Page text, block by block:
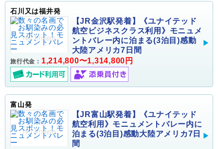
石川又は福井発
【JR金沢駅発着】《ユナイテッド
航空ビジネスクラス利用》モニュメ
ントバレー内に泊まる(3泊目)感動
大陸アメリカ7日間
旅行代金： 1,214,800〜1,314,800円
富山発
【JR富山駅発着】《ユナイテッド
航空利用》モニュメントバレー内に
泊まる(3泊目)感動大陸アメリカ7日
間